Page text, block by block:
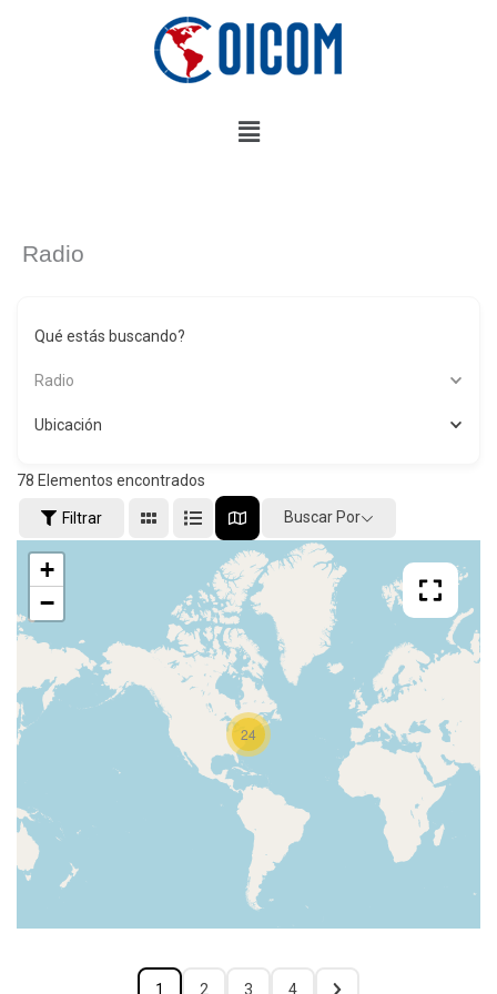
Menú
Radio
Qué estás buscando?
Radio
Ubicación
78 Elementos encontrados
Filtrar Buscar Por
24
+
−
1 2 3 4